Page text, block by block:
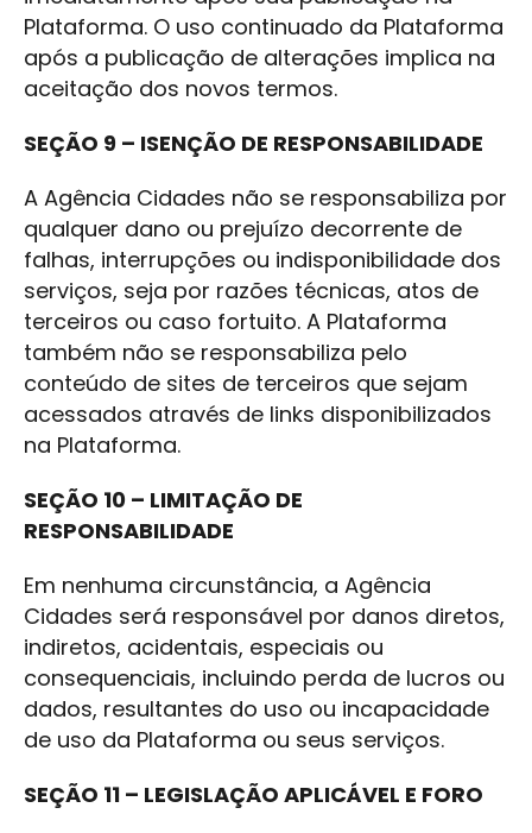
Plataforma. O uso continuado da Plataforma
após a publicação de alterações implica na
aceitação dos novos termos.
SEÇÃO 9 – ISENÇÃO DE RESPONSABILIDADE
A Agência Cidades não se responsabiliza por
qualquer dano ou prejuízo decorrente de
falhas, interrupções ou indisponibilidade dos
serviços, seja por razões técnicas, atos de
terceiros ou caso fortuito. A Plataforma
também não se responsabiliza pelo
conteúdo de sites de terceiros que sejam
acessados através de links disponibilizados
na Plataforma.
SEÇÃO 10 – LIMITAÇÃO DE
RESPONSABILIDADE
Em nenhuma circunstância, a Agência
Cidades será responsável por danos diretos,
indiretos, acidentais, especiais ou
consequenciais, incluindo perda de lucros ou
dados, resultantes do uso ou incapacidade
de uso da Plataforma ou seus serviços.
SEÇÃO 11 – LEGISLAÇÃO APLICÁVEL E FORO